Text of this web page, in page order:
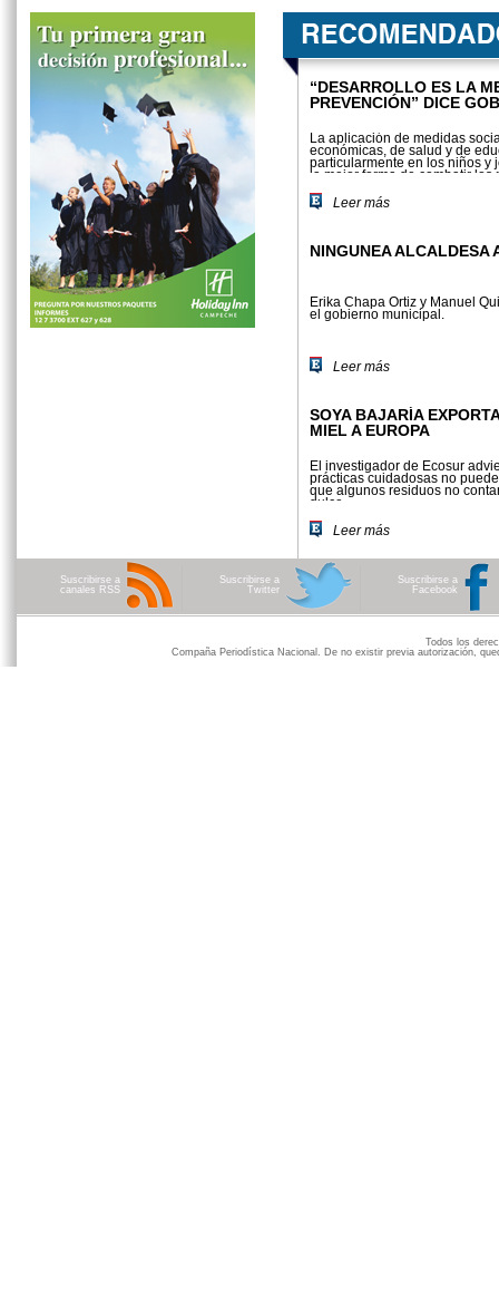
“DESARROLLO ES LA
PREVENCIÓN” DICE
La aplicación de medidas
económicas, de salud y de
particularmente en los niños y
la mejor forma de combatir los
Leer más
NINGUNEA ALCALDESA
Erika Chapa Ortiz y Manuel
el gobierno municipal.
Leer más
SOYA BAJARÍA
MIEL A EUROPA
El investigador de Ecosur
prácticas cuidadosas no
que algunos residuos no
dulce.
Leer más
Suscribirse a
canales RSS
Suscribirse a
Twitter
Suscribirse a
Facebook
Todos los
Compaña Periodística Nacional. De no existir previa autorización,